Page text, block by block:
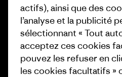
Comment nous
finançons
Cartes cadeaux
Nos magasins
site
actifs), ainsi que des
l’analyse et la publicité
sélectionnant « Tout
acceptez ces cookies
pouvez les refuser en
les cookies facultatifs »